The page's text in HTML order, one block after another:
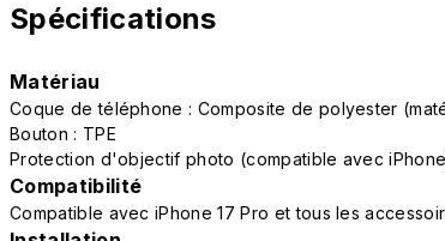
Spécifications
Matériau
Coque de téléphone : Composite de polyester
Bouton : TPE
Protection d'objectif photo (compatible avec
Compatibilité
Compatible avec iPhone 17 Pro et tous les